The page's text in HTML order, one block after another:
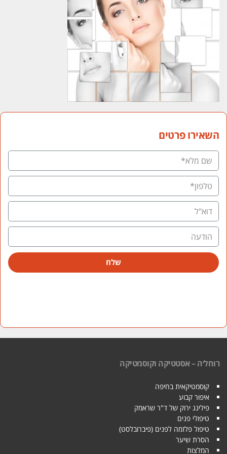
פרטים
שלח
– אסטטיקה וקוסמטיקה
קוסמטיקאית בחיפה
איפור קבוע
פילינג ירוק של ד"ר שראמק
טיפולי פנים
טיפול פלזמה לפנים (פיברובלסט)
הסרת שיער
המלצות